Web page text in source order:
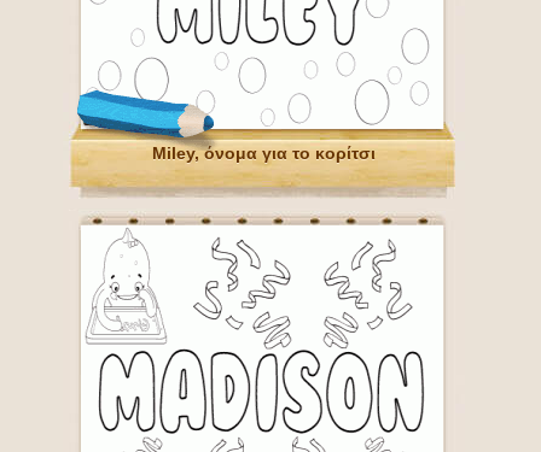
Miley, όνομα για το κορίτσι